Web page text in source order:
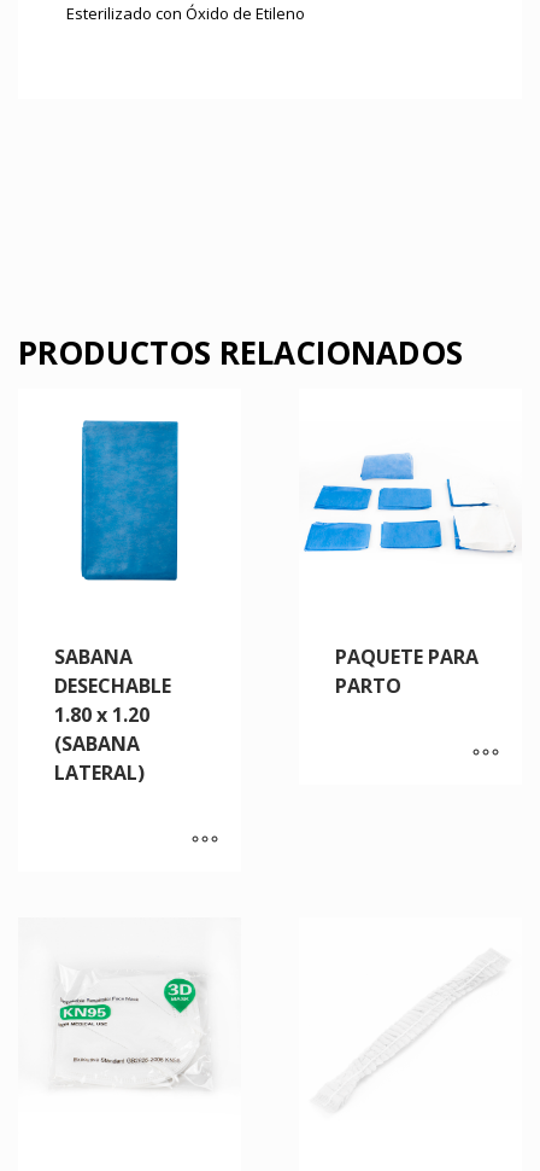
Esterilizado con Óxido de Etileno
PRODUCTOS RELACIONADOS
SABANA
DESECHABLE
1.80 x 1.20
(SABANA
LATERAL)
PAQUETE PARA
PARTO